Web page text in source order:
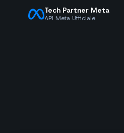
Tech Partner Meta
API Meta Ufficiale